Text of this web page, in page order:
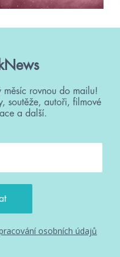
rovnou do mailu!
soutěže, autoři, filmové
a další.
osobních údajů